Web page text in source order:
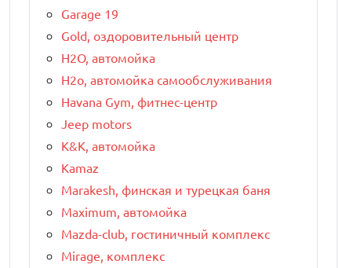
Garage 19
Gold, оздоровительный центр
H2O, автомойка
H2o, автомойка самообслуживания
Havana Gym, фитнес-центр
Jeep motors
K&K, автомойка
Kamaz
Marakesh, финская и турецкая баня
Maximum, автомойка
Mazda-club, гостиничный комплекс
Mirage, комплекс